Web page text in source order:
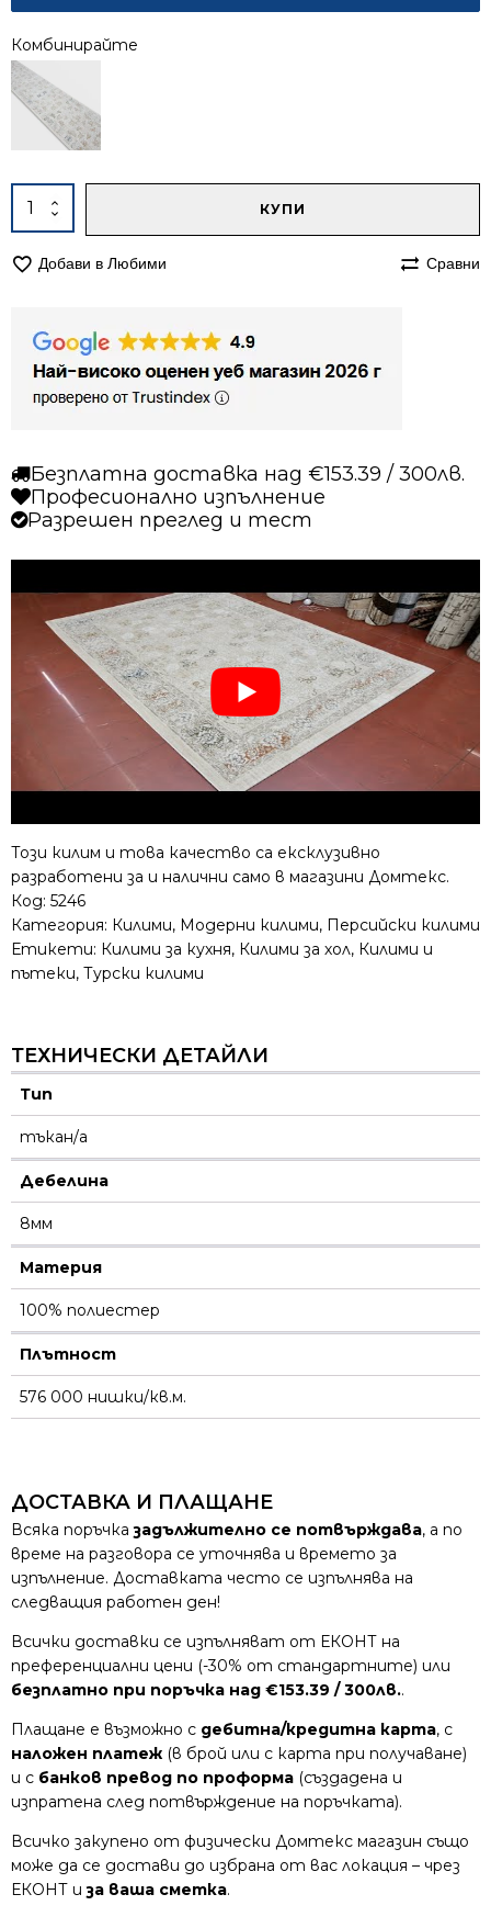
Комбинирайте
количество
за
200/290
КУПИ
Добави в Любими Сравни
Безплатна доставка над €153.39 / 300лв.
Професионално изпълнение
Разрешен преглед и тест
Този килим и това качество са ексклузивно
разработени за и налични само в магазини Домтекс.
Код: 5246
Категория: Килими, Модерни килими, Персийски килими
Етикети: Килими за кухня, Килими за хол, Килими и
пътеки, Турски килими
ТЕХНИЧЕСКИ ДЕТАЙЛИ
Тип
тъкан/а
Дебелина
8мм
Материя
100% полиестер
Плътност
576 000 нишки/кв.м.
ДОСТАВКА И ПЛАЩАНЕ
Всяка поръчказадължително се потвърждава, а по
време на разговора се уточнява и времето за
изпълнение. Доставката често се изпълнява на
следващия работен ден!
Всички доставки се изпълняват от ЕКОНТ на
преференциални цени (-30% от стандартните) или
безплатно при поръчка над €153.39 / 300лв..
Плащане е възможно с дебитна/кредитна карта, с
наложен платеж (в брой или с карта при получаване)
и с банков превод по проформа (създадена и
изпратена след потвърждение на поръчката).
Всичко закупено от физически Домтекс магазин също
може да се достави до избрана от вас локация – чрез
ЕКОНТ иза ваша сметка.